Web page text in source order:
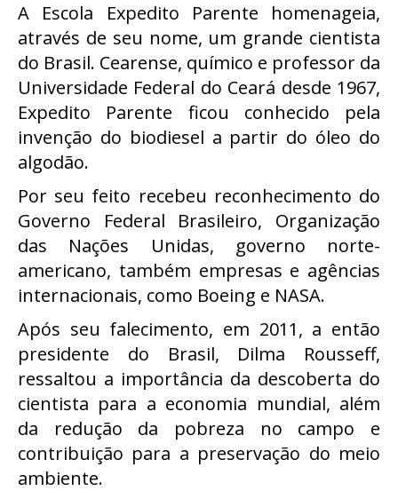
A Escola Expedito Parente homenageia,
através de seu nome, um grande cientista
do Brasil. Cearense, químico e professor da
Universidade Federal do Ceará desde 1967,
Expedito Parente ficou conhecido pela
invenção do biodiesel a partir do óleo do
algodão.
Por seu feito recebeu reconhecimento do
Governo Federal Brasileiro, Organização
das Nações Unidas, governo norte-
americano, também empresas e agências
internacionais, como Boeing e NASA.
Após seu falecimento, em 2011, a então
presidente do Brasil, Dilma Rousseff,
ressaltou a importância da descoberta do
cientista para a economia mundial, além
da redução da pobreza no campo e
contribuição para a preservação do meio
ambiente.